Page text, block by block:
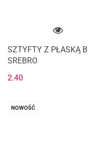
SZTYFTY Z PŁASKĄ
SREBRO
2.40
NOWOŚĆ